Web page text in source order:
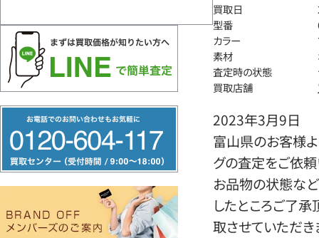
リ
ー
ヤ
買取日
型番
カラー
素材
査定時の状態
買取店舗
2023年3月9日
富山県のお客様よ
グの査定をご依頼
お品物の状態など
したところご了
取させていただき